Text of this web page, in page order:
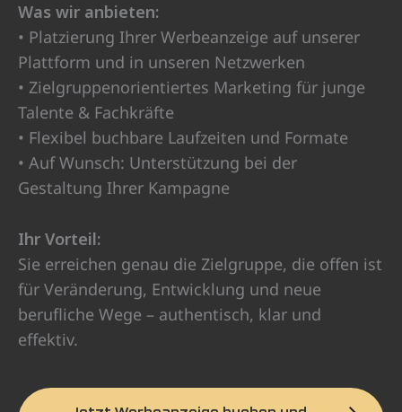
Was wir anbieten:
• Platzierung Ihrer Werbeanzeige auf unserer
Plattform und in unseren Netzwerken
• Zielgruppenorientiertes Marketing für junge
Talente & Fachkräfte
• Flexibel buchbare Laufzeiten und Formate
• Auf Wunsch: Unterstützung bei der
Gestaltung Ihrer Kampagne
Ihr Vorteil:
Sie erreichen genau die Zielgruppe, die offen ist
für Veränderung, Entwicklung und neue
berufliche Wege – authentisch, klar und
effektiv.